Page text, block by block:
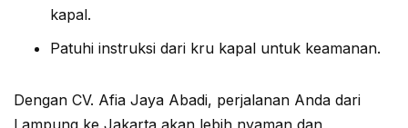
kapal.
Patuhi instruksi dari kru kapal untuk keamanan.
Dengan CV. Afia Jaya Abadi, perjalanan Anda dari
Lampung ke Jakarta akan lebih nyaman dan